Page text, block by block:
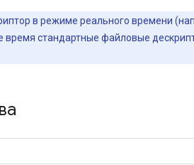
в режиме реального времени
время стандартные файловые